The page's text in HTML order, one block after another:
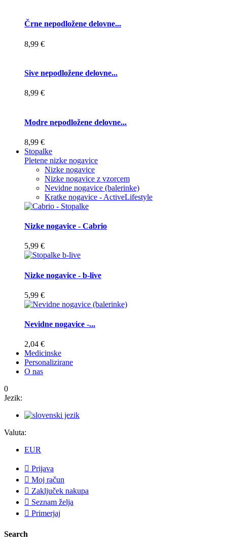
Črne nepodložene delovne...
8,99 €
Sive nepodložene delovne...
8,99 €
Modre nepodložene delovne...
8,99 €
Stopalke
Pletene nizke nogavice
Nizke nogavice
Nizke nogavice z vzorcem
Nevidne nogavice (balerinke)
Kratke nogavice - ActiveLifestyle
Nizke nogavice - Cabrio
5,99 €
Nizke nogavice - b-live
5,99 €
Nevidne nogavice -...
2,04 €
Medicinske
Personalizirane
O nas
0
Jezik:
Valuta:
EUR
 Prijava
 Moj račun
 Zaključek nakupa
 Seznam želja
 Primerjaj
Search